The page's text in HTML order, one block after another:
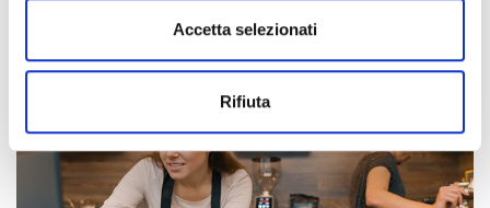
Accetta selezionati
Rifiuta